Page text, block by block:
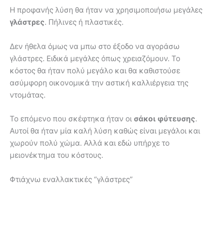
Η προφανής λύση θα ήταν να χρησιμοποιήσω μεγάλες
γλάστρες. Πήλινες ή πλαστικές.
Δεν ήθελα όμως να μπω στο έξοδο να αγοράσω
γλάστρες. Ειδικά μεγάλες όπως χρειαζόμουν. Το
κόστος θα ήταν πολύ μεγάλο και θα καθιστούσε
ασύμφορη οικονομικά την αστική καλλιέργεια της
ντομάτας.
Το επόμενο που σκέφτηκα ήταν οι σάκοι φύτευσης.
Αυτοί θα ήταν μία καλή λύση καθώς είναι μεγάλοι και
χωρούν πολύ χώμα. Αλλά και εδώ υπήρχε το
μειονέκτημα του κόστους.
Φτιάχνω εναλλακτικές “γλάστρες”